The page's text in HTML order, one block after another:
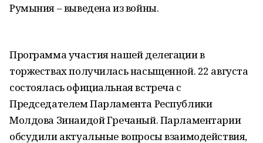
Румыния – выведена из войны.
Программа участия нашей делегации в
торжествах получилась насыщенной. 22 августа
состоялась официальная встреча с
Председателем Парламента Республики
Молдова Зинаидой Гречаный. Парламентарии
обсудили актуальные вопросы взаимодействия,